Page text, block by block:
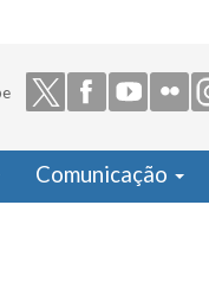
Comunicação